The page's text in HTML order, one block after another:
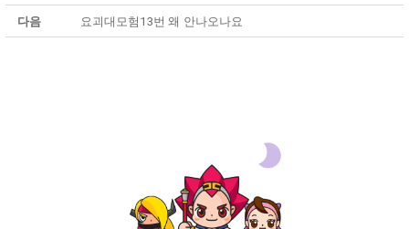
다음 요괴대모험13번 왜 안나오나요